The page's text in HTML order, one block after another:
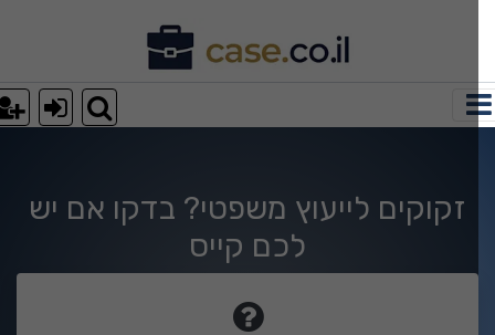
עוד מאמר
search.php
search.php on line
search.php
זקוקים לייעוץ משפטי? בדקו אם יש
לכם קייס